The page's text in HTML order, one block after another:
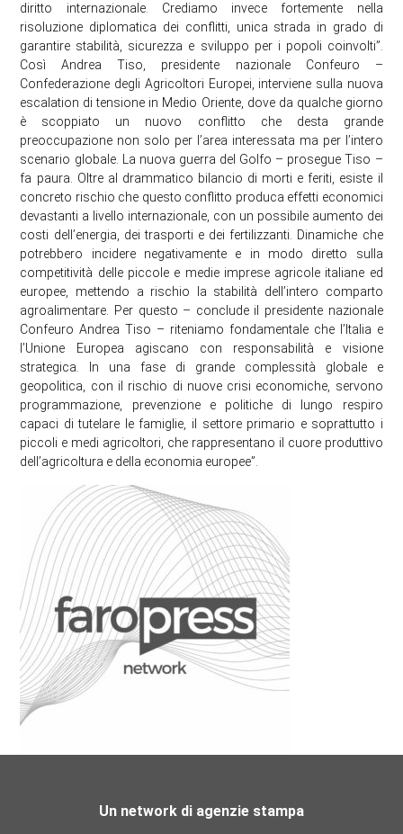
diritto internazionale. Crediamo invece fortemente nella
risoluzione diplomatica dei conflitti, unica strada in grado di
garantire stabilità, sicurezza e sviluppo per i popoli coinvolti”.
Così Andrea Tiso, presidente nazionale Confeuro –
Confederazione degli Agricoltori Europei, interviene sulla nuova
escalation di tensione in Medio Oriente, dove da qualche giorno
è scoppiato un nuovo conflitto che desta grande
preoccupazione non solo per l’area interessata ma per l’intero
scenario globale. La nuova guerra del Golfo – prosegue Tiso –
fa paura. Oltre al drammatico bilancio di morti e feriti, esiste il
concreto rischio che questo conflitto produca effetti economici
devastanti a livello internazionale, con un possibile aumento dei
costi dell’energia, dei trasporti e dei fertilizzanti. Dinamiche che
potrebbero incidere negativamente e in modo diretto sulla
competitività delle piccole e medie imprese agricole italiane ed
europee, mettendo a rischio la stabilità dell’intero comparto
agroalimentare. Per questo – conclude il presidente nazionale
Confeuro Andrea Tiso – riteniamo fondamentale che l’Italia e
l’Unione Europea agiscano con responsabilità e visione
strategica. In una fase di grande complessità globale e
geopolitica, con il rischio di nuove crisi economiche, servono
programmazione, prevenzione e politiche di lungo respiro
capaci di tutelare le famiglie, il settore primario e soprattutto i
piccoli e medi agricoltori, che rappresentano il cuore produttivo
dell’agricoltura e della economia europee”.
Un network di agenzie stampa